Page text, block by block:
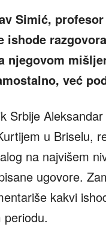
Simić,
ishode
njegovom
već
Srbije
u Briselu,
na najvišem
ugovore.
kakvi
periodu.